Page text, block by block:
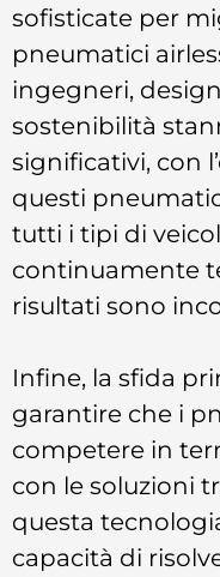
sofisticate per
pneumatici
ingegneri,
sostenibilità
significativi, con
questi
tutti i tipi di
continuamente
risultati sono
Infine, la sfida
garantire che i
competere in
con le soluzioni
questa
capacità di